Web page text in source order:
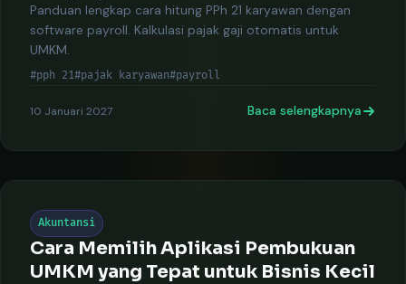
Panduan lengkap cara hitung PPh 21 karyawan dengan
software payroll. Kalkulasi pajak gaji otomatis untuk
UMKM.
#pph 21#pajak karyawan#payroll
10 Januari 2027 Baca selengkapnya
Akuntansi
Cara Memilih Aplikasi Pembukuan
UMKM yang Tepat untuk Bisnis Kecil